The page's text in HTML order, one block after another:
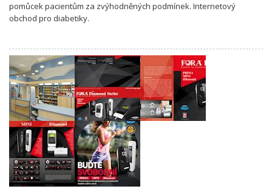
pomůcek pacientům za zvýhodněných podmínek. Internetový
obchod pro diabetiky.